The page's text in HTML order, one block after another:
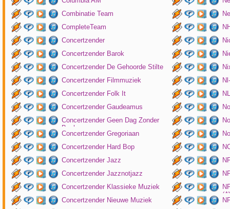
Combinatie Team
CompleteTeam
Concertzender
Concertzender Barok
Concertzender De Gehoorde Stilte
Concertzender Filmmuziek
Concertzender Folk It
Concertzender Gaudeamus
Concertzender Geen Dag Zonder
Bach
Concertzender Gregoriaan
Concertzender Hard Bop
Concertzender Jazz
Concertzender Jazznotjazz
Concertzender Klassieke Muziek
Concertzender Nieuwe Muziek